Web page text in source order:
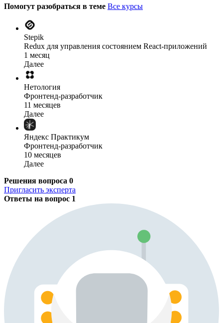
Помогут разобраться в теме Все курсы
Stepik
Redux для управления состоянием React-приложений
1 месяц
Далее
Нетология
Фронтенд-разработчик
11 месяцев
Далее
Яндекс Практикум
Фронтенд-разработчик
10 месяцев
Далее
Решения вопроса 0
Пригласить эксперта
Ответы на вопрос 1